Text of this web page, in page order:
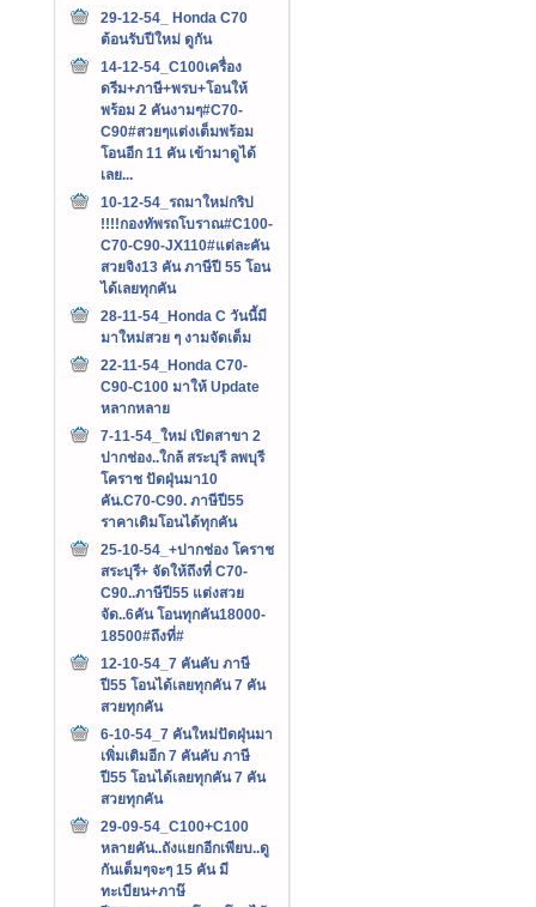
29-12-54_ Honda C70
ต้อนรับปีใหม่ ดูกัน
14-12-54_C100เครื่อง
ดรีม+ภาษี+พรบ+โอนให้
พร้อม 2 คันงามๆ#C70-
C90#สวยๆแต่งเต็มพร้อม
โอนอีก 11 คัน เข้ามาดูได้
เลย...
10-12-54_รถมาใหม่กริป
!!!!กองทัพรถโบราณ#C100-
C70-C90-JX110#แต่ละคัน
สวยจิง13 คัน ภาษีปี 55 โอน
ได้เลยทุกคัน
28-11-54_Honda C วันนี้มี
มาใหม่สวย ๆ งามจัดเต็ม
22-11-54_Honda C70-
C90-C100 มาให้ Update
หลากหลาย
7-11-54_ใหม่ เปิดสาขา 2
ปากช่อง..ใกล้ สระบุรี ลพบุรี
โคราช ปัดฝุ่นมา10
คัน.C70-C90. ภาษีปี55
ราคาเดิมโอนได้ทุกคัน
25-10-54_+ปากช่อง โคราช
สระบุรี+ จัดให้ถึงที่ C70-
C90..ภาษีปี55 แต่งสวย
จัด..6คัน โอนทุกคัน18000-
18500#ถึงที่#
12-10-54_7 คันคับ ภาษี
ปี55 โอนได้เลยทุกคัน 7 คัน
สวยทุกคัน
6-10-54_7 คันใหม่ปัดฝุ่นมา
เพิ่มเติมอีก 7 คันคับ ภาษี
ปี55 โอนได้เลยทุกคัน 7 คัน
สวยทุกคัน
29-09-54_C100+C100
หลายคัน..ถังแยกอีกเพียบ..ดู
กันเต็มๆจะๆ 15 คัน มี
ทะเบียน+ภาษ๊